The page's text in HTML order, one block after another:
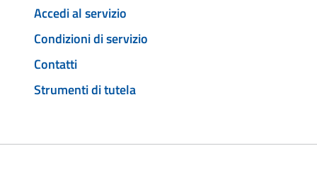
Accedi al servizio
Condizioni di servizio
Contatti
Strumenti di tutela